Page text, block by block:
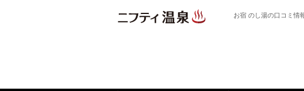
お宿 のし湯の口コミ情